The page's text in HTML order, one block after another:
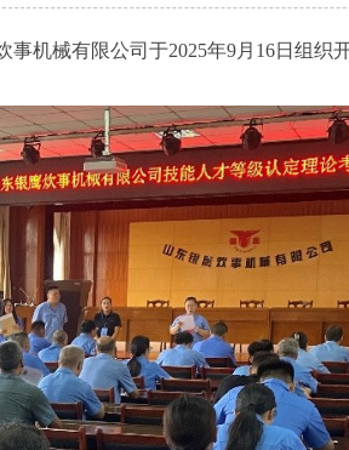
机械有限公司于2025年9月16日组织